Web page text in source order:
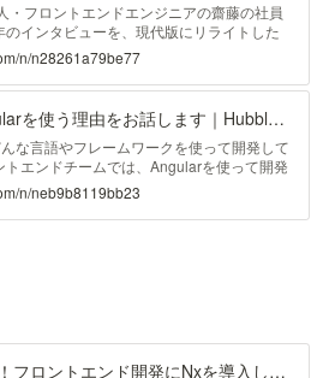
・フロントエンドエンジニアの齋藤の社員
インタビューを、現代版にリライトした
フロントエンドエンジニア 齋藤 航
人と働いたら面白そう」から始まった
――これまでのご経験と、今Hubbleで担当
てください。 フロントエンドエンジニア
、Hubbleのエンジニア1号として、プロダ
参加しています。 現在は、フロントエン
当
n/n28261a79be77
実は進化してる！Angularを使う理由をお話します｜Hubble inc.
な言語やフレームワークを使って開発して
エンドチームでは、Angularを使って開発
ている人口が少なく、古いと思われがち
ムワークをHubbleでは使っているのか…。
ていきます！ 登場人物 白木：Hubble人
n/neb9b8119bb23
開発者体験が大幅改善！フロントエンド開発にNxを導入した話 - Qiita